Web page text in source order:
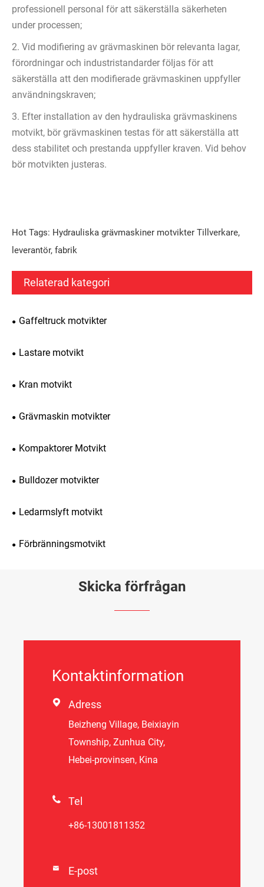
professionell personal för att säkerställa säkerheten
under processen;
2. Vid modifiering av grävmaskinen bör relevanta lagar,
förordningar och industristandarder följas för att
säkerställa att den modifierade grävmaskinen uppfyller
användningskraven;
3. Efter installation av den hydrauliska grävmaskinens
motvikt, bör grävmaskinen testas för att säkerställa att
dess stabilitet och prestanda uppfyller kraven. Vid behov
bör motvikten justeras.
Hot Tags: Hydrauliska grävmaskiner motvikter Tillverkare,
leverantör, fabrik
Relaterad kategori
Gaffeltruck motvikter
Lastare motvikt
Kran motvikt
Grävmaskin motvikter
Kompaktorer Motvikt
Bulldozer motvikter
Ledarmslyft motvikt
Förbränningsmotvikt
Skicka förfrågan
Kontaktinformation
 Adress
Beizheng Village, Beixiayin
Township, Zunhua City,
Hebei-provinsen, Kina
 Tel
+86-13001811352
 E-post